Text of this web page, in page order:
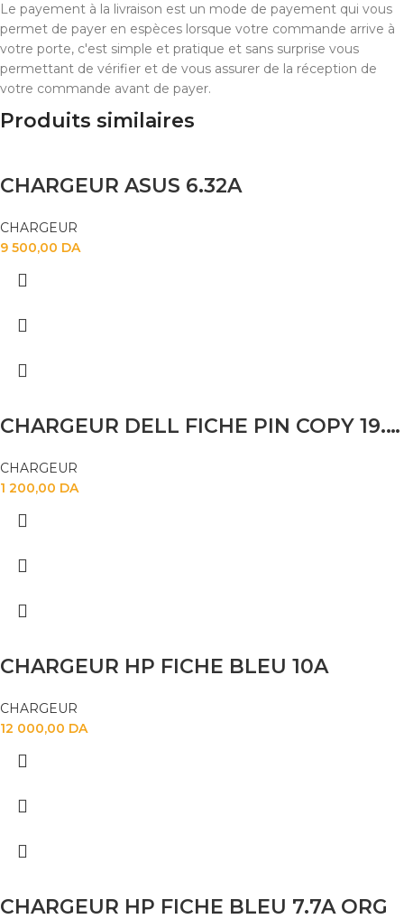
Le payement à la livraison est un mode de payement qui vous
permet de payer en espèces lorsque votre commande arrive à
votre porte, c'est simple et pratique et sans surprise vous
permettant de vérifier et de vous assurer de la réception de
votre commande avant de payer.
Produits similaires
CHARGEUR ASUS 6.32A
CHARGEUR
9 500,00 DA
CHARGEUR DELL FICHE PIN COPY 19.5V 4.62
CHARGEUR
1 200,00 DA
CHARGEUR HP FICHE BLEU 10A
CHARGEUR
12 000,00 DA
CHARGEUR HP FICHE BLEU 7.7A ORG